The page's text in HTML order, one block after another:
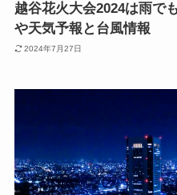
越谷花火大会2024は雨で
や天気予報と台風情報
2024年7月27日